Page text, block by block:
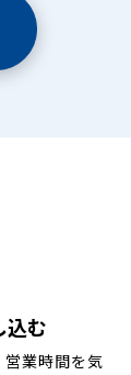
込む
業時間を気